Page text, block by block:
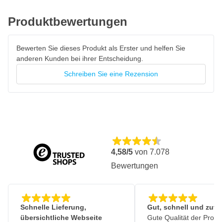
Produktbewertungen
Bewerten Sie dieses Produkt als Erster und helfen Sie
anderen Kunden bei ihrer Entscheidung.
Schreiben Sie eine Rezension
4,58/5 von 7.078
Bewertungen
Schnelle Lieferung,
übersichtliche Webseite
Gut, schnell und
Gute Qualität der